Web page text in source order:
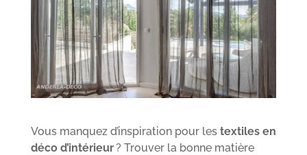
Vous manquez d’inspiration pour les textiles en
déco d’intérieur? Trouver la bonne matière